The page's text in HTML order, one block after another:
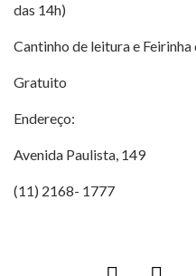
das 14h)
Cantinho de leitura e
Gratuito
Endereço:
Avenida Paulista, 149
(11) 2168- 1777